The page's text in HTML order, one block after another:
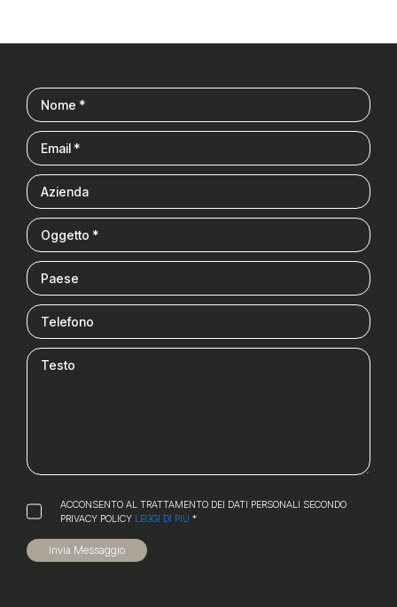
ACCONSENTO AL TRATTAMENTO DEI DATI PERSONALI SECONDO
PRIVACY POLICY LEGGI DI PIÙ *
Invia Messaggio